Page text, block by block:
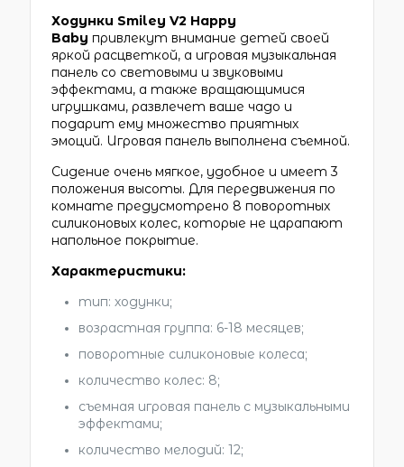
Ходунки Smiley V2 Happy
Baby привлекут внимание детей своей
яркой расцветкой, а игровая музыкальная
панель со световыми и звуковыми
эффектами, а также вращающимися
игрушками, развлечет ваше чадо и
подарит ему множество приятных
эмоций. Игровая панель выполнена съемной.
Сидение очень мягкое, удобное и имеет 3
положения высоты. Для передвижения по
комнате предусмотрено 8 поворотных
силиконовых колес, которые не царапают
напольное покрытие.
Характеристики:
тип: ходунки;
возрастная группа: 6-18 месяцев;
поворотные силиконовые колеса;
количество колес: 8;
съемная игровая панель с музыкальными
эффектами;
количество мелодий: 12;